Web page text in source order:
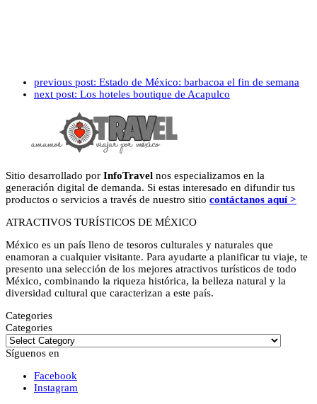
previous post: Estado de México: barbacoa el fin de semana
next post: Los hoteles boutique de Acapulco
Sitio desarrollado por InfoTravel nos especializamos en la
generación digital de demanda. Si estas interesado en difundir tus
productos o servicios a través de nuestro sitio contáctanos aquí >
ATRACTIVOS TURÍSTICOS DE MÉXICO
México es un país lleno de tesoros culturales y naturales que
enamoran a cualquier visitante. Para ayudarte a planificar tu viaje, te
presento una selección de los mejores atractivos turísticos de todo
México, combinando la riqueza histórica, la belleza natural y la
diversidad cultural que caracterizan a este país.
Categories
Categories
Síguenos en
Facebook
Instagram